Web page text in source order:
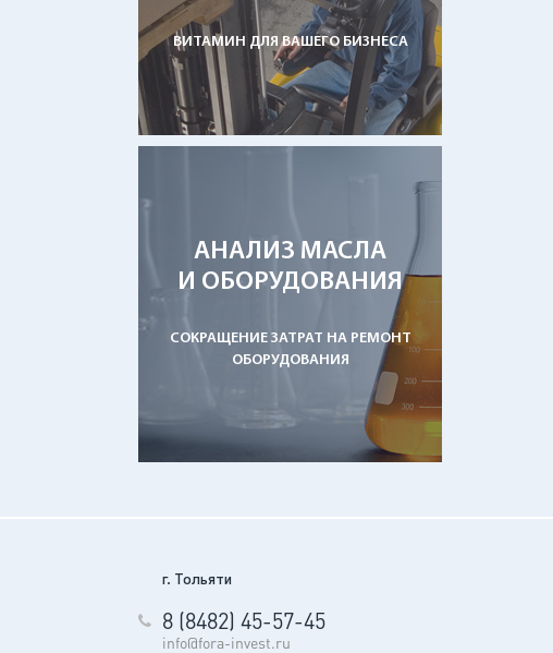
ВИТАМИН ДЛЯ ВАШЕГО БИЗНЕСА
АНАЛИЗ МАСЛА
И ОБОРУДОВАНИЯ
СОКРАЩЕНИЕ ЗАТРАТ НА РЕМОНТ
ОБОРУДОВАНИЯ
г. Тольяти
8 (8482) 45-57-45
info@fora-invest.ru